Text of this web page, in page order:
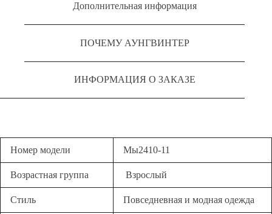
Дополнительная информация
ПОЧЕМУ АУНГВИНТЕР
ИНФОРМАЦИЯ О ЗАКАЗЕ
Номер модели Мы2410-11
Возрастная группа Взрослый
Стиль Повседневная и модная одежда